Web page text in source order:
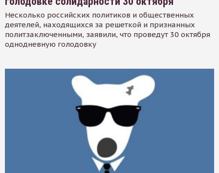
Несколько российских политиков и общественных
деятелей, находящихся за решеткой и признанных
политзаключенными, заявили, что проведут 30 октября
однодневную голодовку